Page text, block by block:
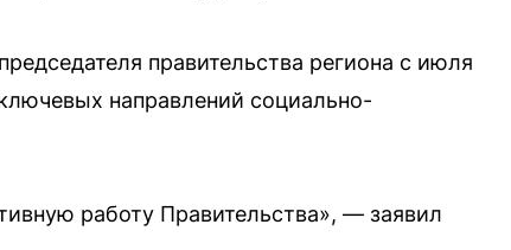
правительства региона с июля
направлений социально-
работу Правительства», — заявил